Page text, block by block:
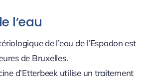
l’eau
de l’eau de l’Espadon est
de Bruxelles.
d’Etterbeek utilise un traitement